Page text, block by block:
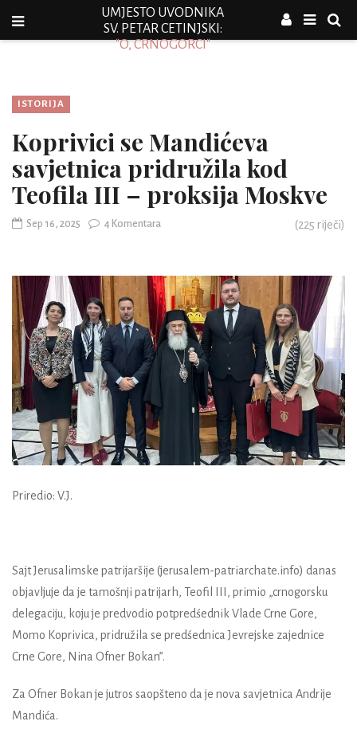
UMJESTO UVODNIKA
SV. PETAR CETINJSKI:
"O, CRNOGORCI"
ISTORIJA
Koprivici se Mandićeva
savjetnica pridružila kod
Teofila III – proksija Moskve
Sep 16, 2025 4 Komentara (225 riječi)
Priredio: V.J.
Sajt Jerusalimske patrijaršije (jerusalem-patriarchate.info) danas
objavljuje da je tamošnji patrijarh, Teofil III, primio „crnogorsku
delegaciju, koju je predvodio potpredśednik Vlade Crne Gore,
Momo Koprivica, pridružila se predśednica Jevrejske zajednice
Crne Gore, Nina Ofner Bokan”.
Za Ofner Bokan je jutros saopšteno da je nova savjetnica Andrije
Mandića.